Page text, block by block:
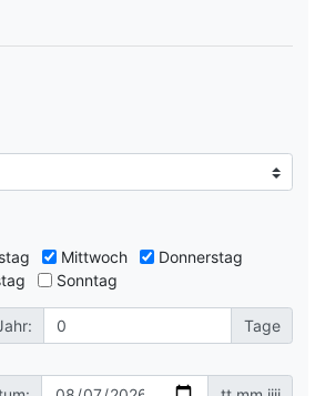
Mittwoch
Donnerstag
Sonntag
Tage